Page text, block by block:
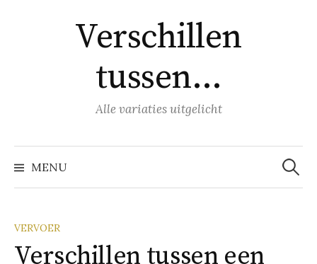
Verschillen
tussen…
Alle variaties uitgelicht
MENU
Zoeken
naar:
VERVOER
Verschillen tussen een